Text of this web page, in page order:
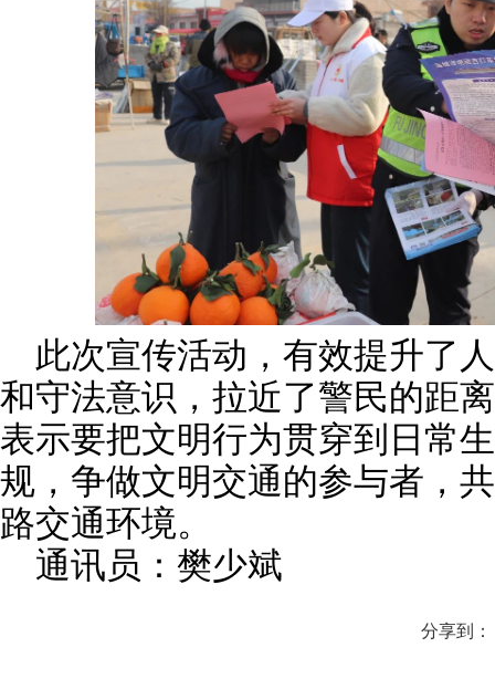
此次宣传活动，有效提升了
和守法意识，拉近了警民的距
表示要把文明行为贯穿到日常
规，争做文明交通的参与者，
路交通环境。
通讯员：樊少斌
分享到：